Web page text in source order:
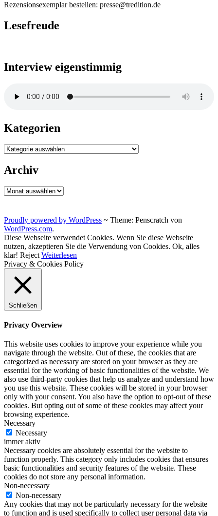
Rezensionsexemplar bestellen: presse@tredition.de
Lesefreude
Interview eigenstimmig
Kategorien
Kategorien
Archiv
Archiv
Proudly powered by WordPress ~ Theme: Penscratch von
WordPress.com.
Diese Webseite verwendet Cookies. Wenn Sie diese Webseite
nutzen, akzeptieren Sie die Verwendung von Cookies. Ok, alles
klar! Reject Weiterlesen
Privacy & Cookies Policy
Schließen
Privacy Overview
This website uses cookies to improve your experience while you
navigate through the website. Out of these, the cookies that are
categorized as necessary are stored on your browser as they are
essential for the working of basic functionalities of the website. We
also use third-party cookies that help us analyze and understand how
you use this website. These cookies will be stored in your browser
only with your consent. You also have the option to opt-out of these
cookies. But opting out of some of these cookies may affect your
browsing experience.
Necessary
Necessary
immer aktiv
Necessary cookies are absolutely essential for the website to
function properly. This category only includes cookies that ensures
basic functionalities and security features of the website. These
cookies do not store any personal information.
Non-necessary
Non-necessary
Any cookies that may not be particularly necessary for the website
to function and is used specifically to collect user personal data via